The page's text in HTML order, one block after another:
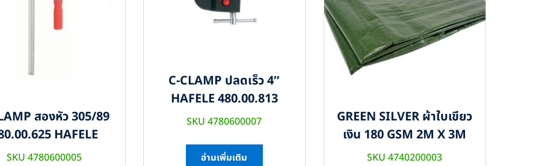
C-CLAMP ปลดเร็ว 4″
HAFELE 480.00.813
SKU 4780600007
อ่านเพิ่มเติม
สองหัว 305/89
HAFELE
SKU 4780600005
GREEN SILVER ผ้าใบเขียว
เงิน 180 GSM 2M X 3M
SKU 4740200003